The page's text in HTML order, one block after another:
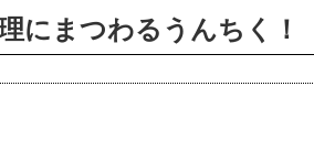
にまつわるうんちく！